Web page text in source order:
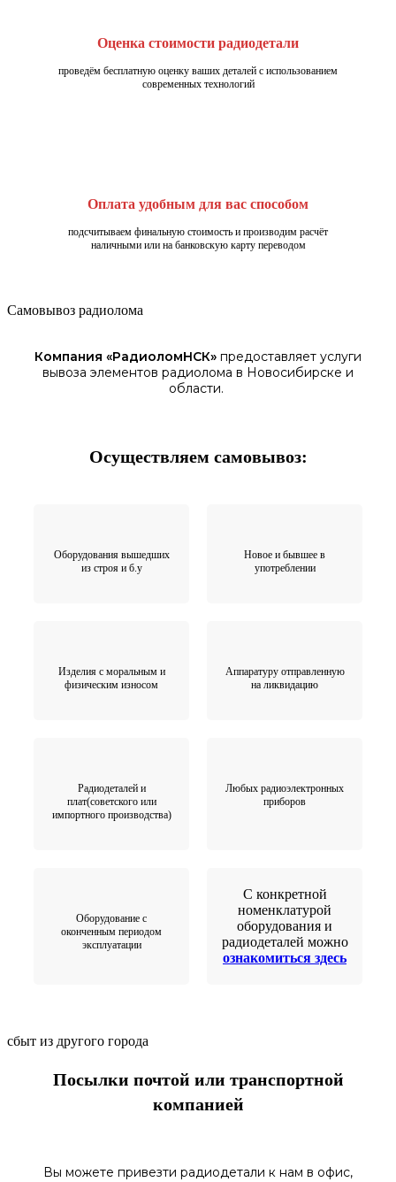
Оценка стоимости радиодетали
проведём бесплатную оценку ваших деталей с использованием
современных технологий
Оплата удобным для вас способом
подсчитываем финальную стоимость и производим расчёт
наличными или на банковскую карту переводом
Самовывоз радиолома
Компания «РадиоломНСК» предоставляет услуги
вывоза элементов радиолома в Новосибирске и
области.
Осуществляем самовывоз:
Оборудования вышедших
из строя и б.у
Новое и бывшее в
употреблении
Изделия с моральным и
физическим износом
Аппаратуру отправленную
на ликвидацию
Радиодеталей и
плат(советского или
импортного производства)
Любых радиоэлектронных
приборов
Оборудование с
оконченным периодом
эксплуатации
С конкретной
номенклатурой
оборудования и
радиодеталей можно
ознакомиться здесь
сбыт из другого города
Посылки почтой или транспортной
компанией
Вы можете привезти радиодетали к нам в офис,